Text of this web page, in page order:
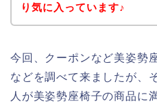
り気に入っています♪
今回、クーポンなど美姿勢
などを調べて来ましたが、
人が美姿勢座椅子の商品に